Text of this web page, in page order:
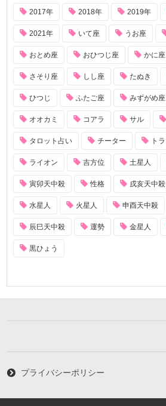
2017年 2018年 2019年
2021年 いて座 うお座
おとめ座 おひつじ座 かに座
さそり座 しし座 たぬき
ひつじ ふたご座 みずがめ座
オオカミ コアラ サル
タロット占い チーター トラ
ライオン 吉方位 土星人
寅卯天中殺 性格 戌亥天中殺
水星人 火星人 申酉天中殺
辰巳天中殺 運勢 金星人
黒ひょう
プライバシーポリシー